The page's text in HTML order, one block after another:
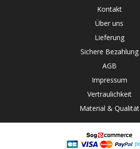
Kontakt
Über uns
Lieferung
Sichere Bezahlung
AGB
Impressum
Vertraulichkeit
Material & Qualität